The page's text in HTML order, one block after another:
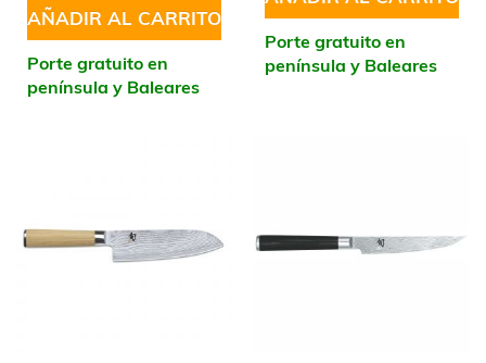
AÑADIR AL CARRITO
Porte gratuito en
península y Baleares
Porte gratuito en
península y Baleares